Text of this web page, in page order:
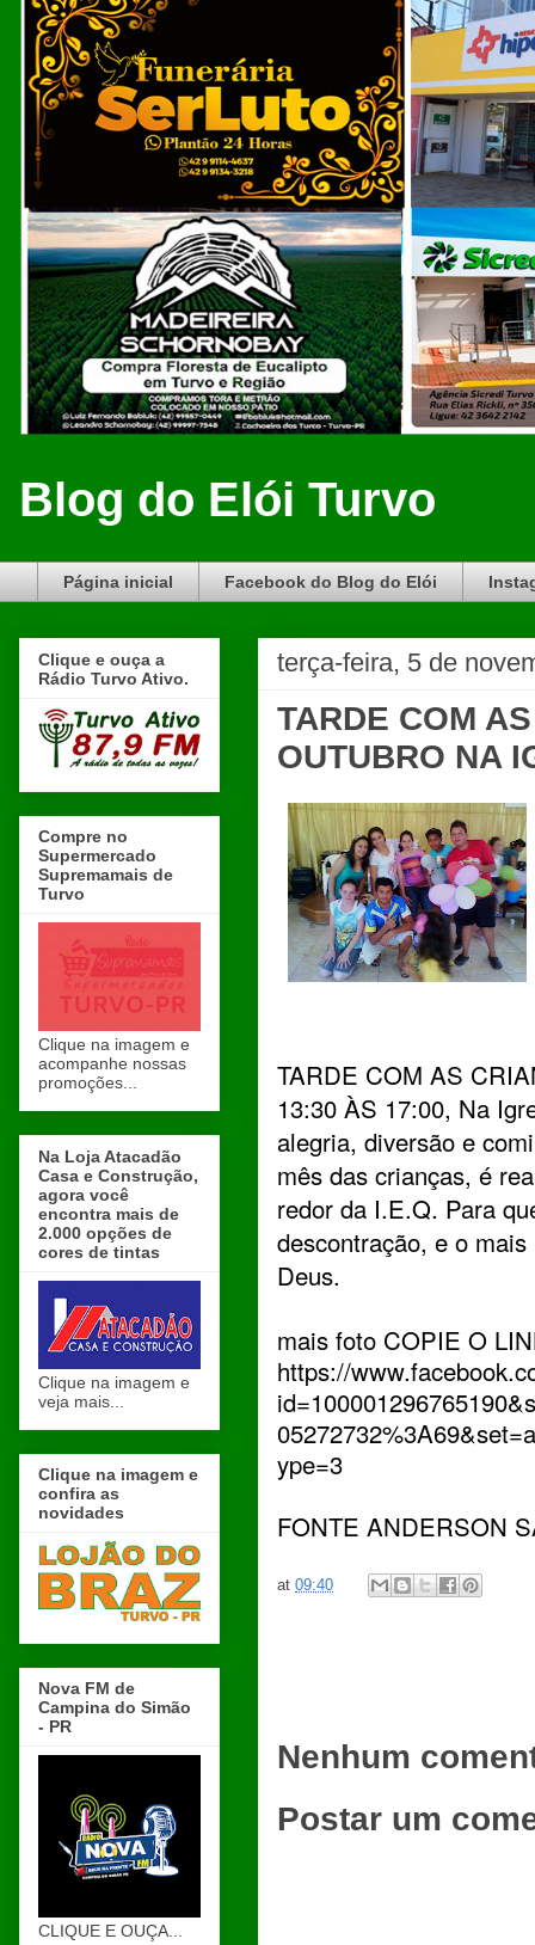
Blog do Elói Turvo
Página inicial Facebook do Blog do Elói
terça-feira, 5 de
TARDE COM
OUTUBRO NA
TARDE COM AS
13:30 ÀS 17:00, Na
alegria, diversão e
mês das crianças, é
redor da I.E.Q. Para
descontração, e o
Deus.
mais foto COPIE O
https://
ype=3
FONTE ANDERSON
at 09:40
Nenhum
Postar um
Clique e ouça a
Rádio Turvo Ativo.
Compre no
Supermercado
Supremamais de
Turvo
Clique na imagem e
acompanhe nossas
promoções...
Na Loja Atacadão
Casa e Construção,
agora você
encontra mais de
2.000 opções de
cores de tintas
Clique na imagem e
veja mais...
Clique na imagem e
confira as
novidades
Nova FM de
Campina do Simão
- PR
CLIQUE E OUÇA...